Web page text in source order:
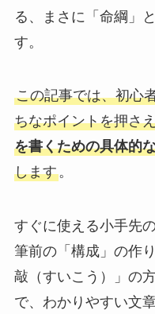
る、まさに「命綱」
す。
この記事では、初心
ちなポイントを押さ
を書くための具体的
します。
すぐに使える小手先
筆前の「構成」の作
敲（すいこう）」の
で、わかりやすい文